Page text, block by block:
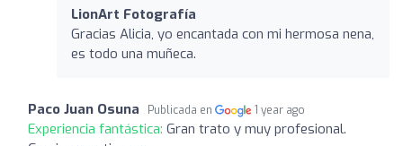
LionArt Fotografía
Gracias Alicia, yo encantada con mi hermosa nena,
es todo una muñeca.
Paco Juan Osuna Publicada en 1 year ago
Experiencia fantástica: Gran trato y muy profesional.